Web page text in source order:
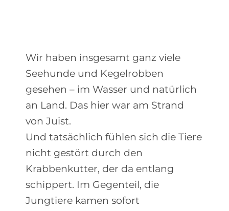
Wir haben insgesamt ganz viele
Seehunde und Kegelrobben
gesehen – im Wasser und natürlich
an Land. Das hier war am Strand
von Juist.
Und tatsächlich fühlen sich die Tiere
nicht gestört durch den
Krabbenkutter, der da entlang
schippert. Im Gegenteil, die
Jungtiere kamen sofort